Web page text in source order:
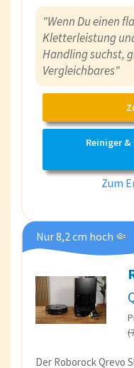
"Wenn Du einen
Kletterleistung
Handling suchst,
Vergleichbares"
Reiniger
Zum
Nur 8,2 cm hoch 🤏
Der Roborock Qrevo